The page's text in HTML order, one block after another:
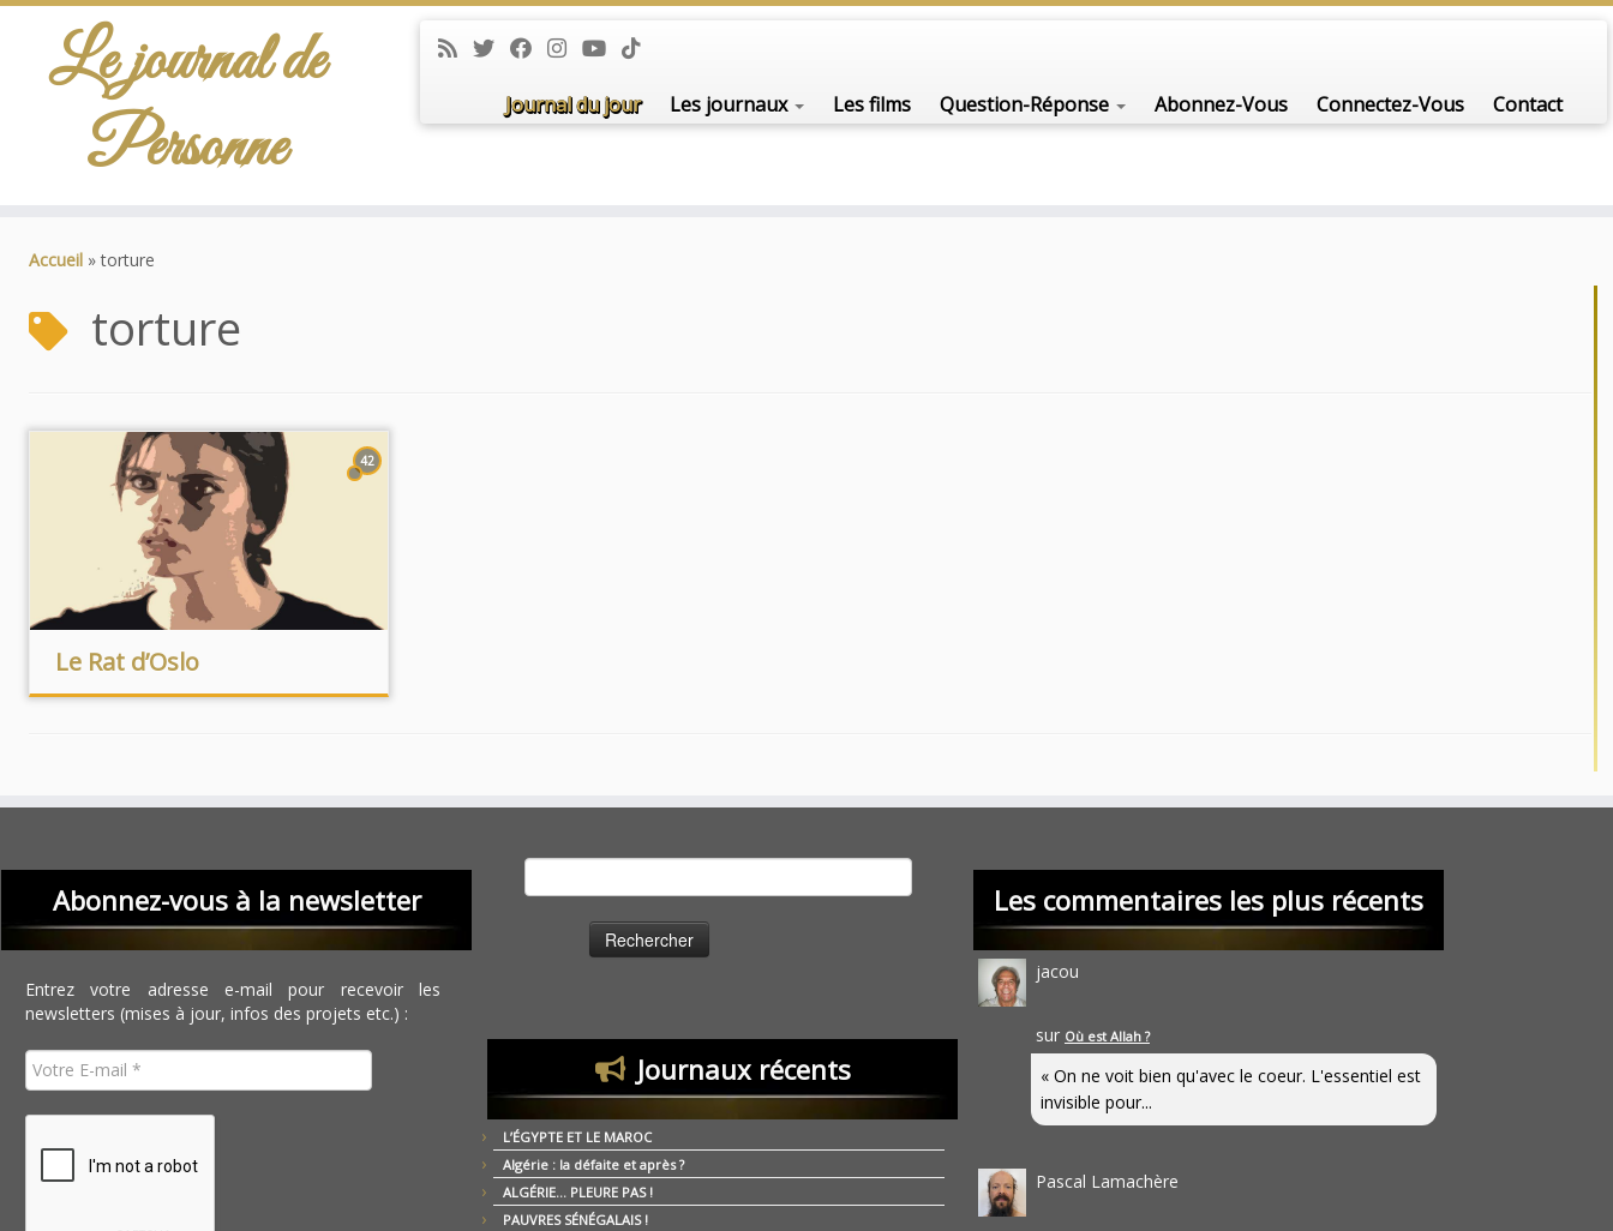
Le journal de
Personne
Journal du jour Les journaux Les films Question-Réponse Abonnez-Vous Connectez-Vous Contact
Accueil » torture
torture
42
Le Rat d’Oslo
Abonnez-vous à la newsletter
Entrez votre adresse e-mail pour recevoir les
newsletters (mises à jour, infos des projets etc.) :
Journaux récents
L’ÉGYPTE ET LE MAROC
Algérie : la défaite et après ?
ALGÉRIE… PLEURE PAS !
PAUVRES SÉNÉGALAIS !
Les commentaires les plus récents
jacou
sur Où est Allah ?
« On ne voit bien qu'avec le coeur. L'essentiel est
invisible pour...
Pascal Lamachère